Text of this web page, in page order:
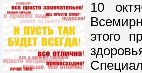
10
этого